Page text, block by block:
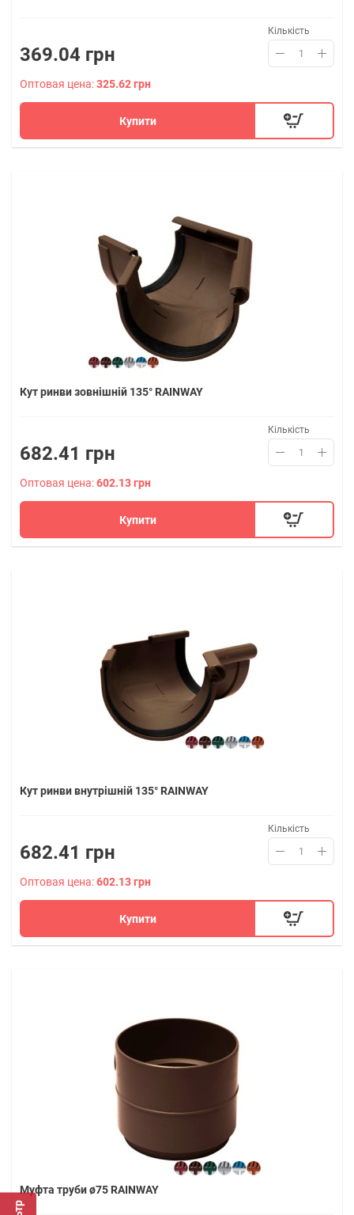
369.04 грн
Кількість
Оптовая цена:325.62 грн
Купити
Кут ринви зовнішній 135° RAINWAY
682.41 грн
Кількість
Оптовая цена:602.13 грн
Купити
Кут ринви внутрішній 135° RAINWAY
682.41 грн
Кількість
Оптовая цена:602.13 грн
Купити
Муфта труби ø75 RAINWAY